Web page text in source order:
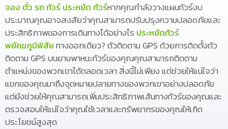
จอง ตั๋ว รถ ทัวร์ ประหยัด ทัวร์หากคุณกำลังวางแผนทัวร์งบ
ประมาณคุณอาจสงสัยว่าคุณสามารถปรับปรุงความปลอดภัยและ
ประสิทธิภาพของการเดินทางได้อย่างไร ประหยัดทัวร์
พยัคฆภูมิพิสัยทางออกเดียว? ตัวติดตาม GPS ด้วยการติดตั้งตัว
ติดตาม GPS บนยานพาหนะทัวร์ของคุณคุณสามารถติดตาม
ตำแหน่งของพวกเขาได้ตลอดเวลา สิ่งนี้ไม่เพียง แต่ช่วยให้แน่ใจว่า
แขกของคุณมาถึงจุดหมายปลายทางของพวกเขาอย่างปลอดภัย
แต่ยังช่วยให้คุณสามารถเพิ่มประสิทธิภาพเส้นทางทัวร์ของคุณและ
ตรวจสอบให้แน่ใจว่าคุณใช้เวลาและทรัพยากรของคุณให้เกิด
ประโยชน์สูงสุด